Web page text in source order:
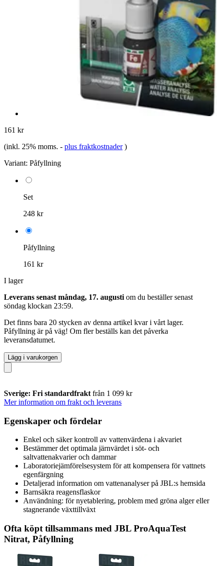
161 kr
(inkl. 25% moms. - plus fraktkostnader )
Variant: Påfyllning
Set
248 kr
Påfyllning
161 kr
I lager
Leverans senast måndag, 17. augusti om du beställer senast
söndag klockan 23:59.
Det finns bara 20 stycken av denna artikel kvar i vårt lager.
Påfyllning är på väg! Om fler beställs kan det påverka
leveransdatumet.
Lägg i varukorgen
Sverige: Fri standardfrakt från 1 099 kr
Mer information om frakt och leverans
Egenskaper och fördelar
Enkel och säker kontroll av vattenvärdena i akvariet
Bestämmer det optimala järnvärdet i söt- och
saltvattenakvarier och dammar
Laboratoriejämförelsesystem för att kompensera för vattnets
egenfärgning
Detaljerad information om vattenanalyser på JBL:s hemsida
Barnsäkra reagensflaskor
Användning: för nyetablering, problem med gröna alger eller
stagnerande växttillväxt
Ofta köpt tillsammans med JBL ProAquaTest
Nitrat, Påfyllning